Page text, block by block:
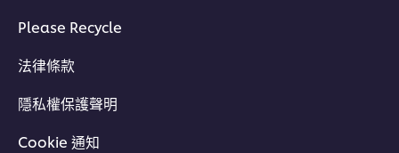
Please Recycle
法律條款
隱私權保護聲明
Cookie 通知